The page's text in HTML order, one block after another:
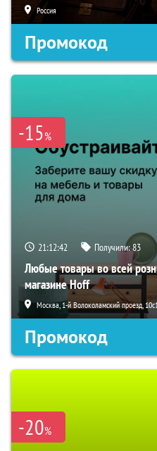
Россия
Промокод
-15%
21:12:41 Получили:83
Любые товары во всей
магазине Hoff
Москва, 1-й Волоколамский проезд,
Промокод
-20%